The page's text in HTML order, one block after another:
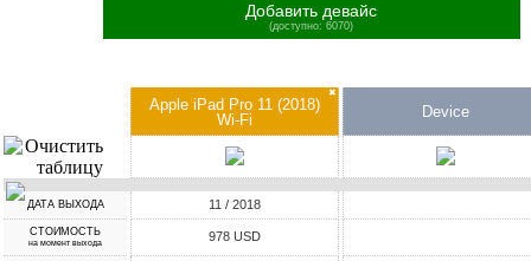
Добавить девайс
(доступно: 6070)
✖
Apple iPad Pro 11 (2018)
Wi-Fi
Device
ДАТА ВЫХОДА 11 / 2018
СТОИМОСТЬ
на момент выхода 978 USD